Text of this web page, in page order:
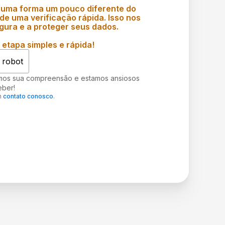
forma um pouco diferente do
uma verificação rápida. Isso nos
e a proteger seus dados.
simples e rápida!
robot
sua compreensão e estamos ansiosos
contato conosco.